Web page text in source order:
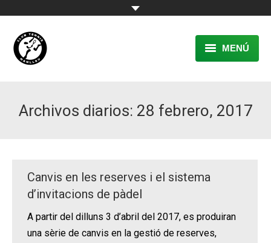
MENÚ
RESERVA
ACTIVITATS
CONTACTE
Archivos diarios: 28 febrero, 2017
Canvis en les reserves i el sistema
d’invitacions de pàdel
A partir del dilluns 3 d’abril del 2017, es produiran
una sèrie de canvis en la gestió de reserves,